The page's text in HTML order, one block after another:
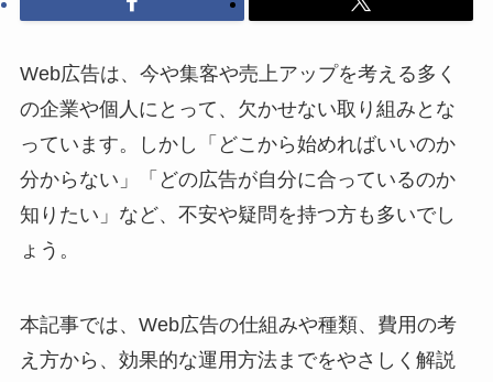
Web広告は、今や集客や売上アップを考える多く
の企業や個人にとって、欠かせない取り組みとな
っています。しかし「どこから始めればいいのか
分からない」「どの広告が自分に合っているのか
知りたい」など、不安や疑問を持つ方も多いでし
ょう。
本記事では、Web広告の仕組みや種類、費用の考
え方から、効果的な運用方法までをやさしく解説